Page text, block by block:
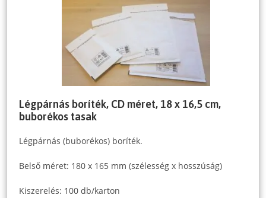
Légpárnás boríték, CD méret, 18 x 16,5 cm,
buborékos tasak
Légpárnás (buborékos) boríték.
Belső méret: 180 x 165 mm (szélesség x hosszúság)
Kiszerelés: 100 db/karton